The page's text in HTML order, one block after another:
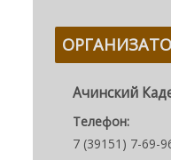
Ачинский
Телефон:
7 (39151) 7-69-